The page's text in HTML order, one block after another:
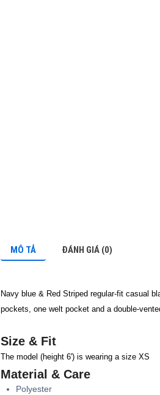
MÔ TẢ ĐÁNH GIÁ (0)
Navy blue & Red Striped regular-fit casual
pockets, one welt pocket and a double-
Size & Fit
The model (height 6') is wearing a size XS
Material & Care
Polyester